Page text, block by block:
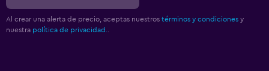
Al crear una alerta de precio, aceptas nuestros términos y condiciones y
nuestra política de privacidad.